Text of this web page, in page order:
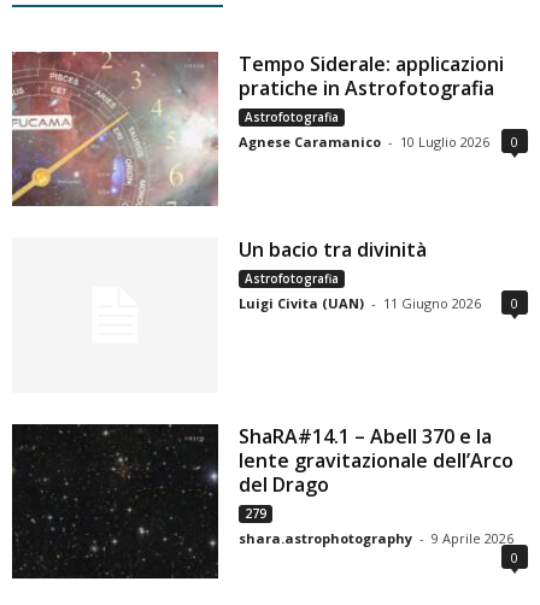
Tempo Siderale: applicazioni
pratiche in Astrofotografia
Astrofotografia
Agnese Caramanico - 10 Luglio 2026 0
Un bacio tra divinità
Astrofotografia
Luigi Civita (UAN) - 11 Giugno 2026 0
ShaRA#14.1 – Abell 370 e la
lente gravitazionale dell’Arco
del Drago
279
shara.astrophotography - 9 Aprile 2026
0